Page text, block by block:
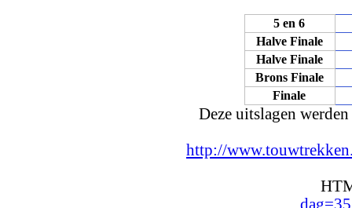
5 en 6
Halve Finale
Halve Finale
Brons Finale
Finale
Deze uitslagen
http://